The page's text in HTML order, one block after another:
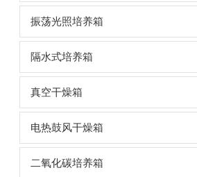
振荡光照培养箱
隔水式培养箱
真空干燥箱
电热鼓风干燥箱
二氧化碳培养箱